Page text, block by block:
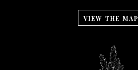
VIEW THE MAP